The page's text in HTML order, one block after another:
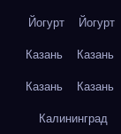
Йогурт
Йогурт
Казань
Казань
Казань
Казань
Калининград